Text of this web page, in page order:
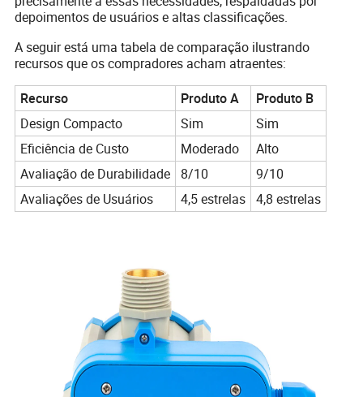
depoimentos de usuários e altas classificações.
A seguir está uma tabela de comparação ilustrando
recursos que os compradores acham atraentes:
Recurso
Produto A
Produto B
Design Compacto
Sim
Sim
Eficiência de Custo
Moderado
Alto
Avaliação de Durabilidade
8/10
9/10
Avaliações de Usuários
4,5 estrelas 4,8 estrelas